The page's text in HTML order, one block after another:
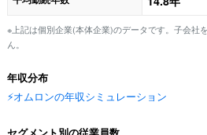
※上記は個別企業(本体企業)のデータです。子会社
ん。
年収分布
⚡️オムロンの年収シミュレーション